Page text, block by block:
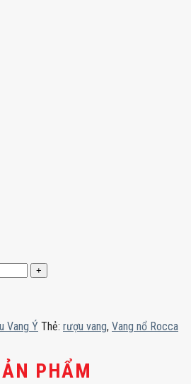
Vang Ý Thẻ: rượu vang, Vang nổ Rocca
PHẨM